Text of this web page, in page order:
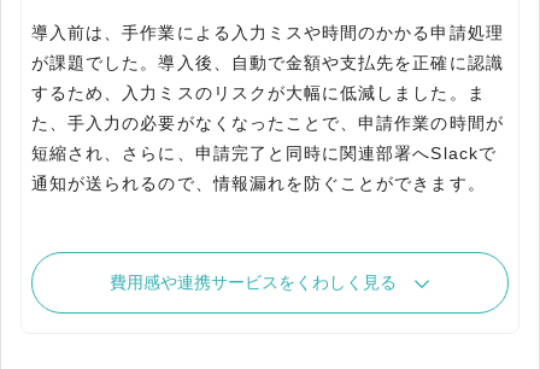
導入前は、手作業による入力ミスや時間のかかる申請処理
が課題でした。導入後、自動で金額や支払先を正確に認識
するため、入力ミスのリスクが大幅に低減しました。ま
た、手入力の必要がなくなったことで、申請作業の時間が
短縮され、さらに、申請完了と同時に関連部署へSlackで
通知が送られるので、情報漏れを防ぐことができます。
費用感や連携サービスをくわしく見る